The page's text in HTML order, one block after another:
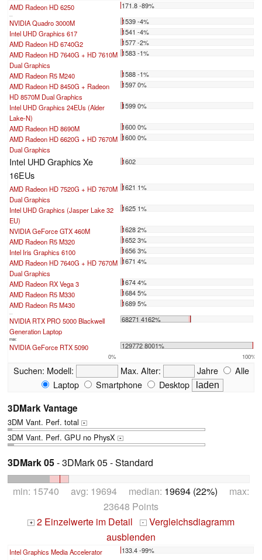
AMD Radeon HD 6250 171.8 -89%
...
NVIDIA Quadro 3000M
1539 -4%
Intel UHD Graphics 617
1541 -4%
AMD Radeon HD 6740G2
1577 -2%
AMD Radeon HD 7640G + HD 7610M
Dual Graphics
1583 -1%
AMD Radeon R5 M240
1588 -1%
AMD Radeon HD 8450G + Radeon
HD 8570M Dual Graphics
1597 0%
Intel UHD Graphics 24EUs (Alder
Lake-N)
1599 0%
AMD Radeon HD 8690M
1600 0%
AMD Radeon HD 6620G + HD 7670M
Dual Graphics
1600 0%
Intel UHD Graphics Xe
16EUs
1602
AMD Radeon HD 7520G + HD 7670M
Dual Graphics
1621 1%
Intel UHD Graphics (Jasper Lake 32
EU)
1625 1%
NVIDIA GeForce GTX 460M
1628 2%
AMD Radeon R5 M320
1652 3%
Intel Iris Graphics 6100
1656 3%
AMD Radeon HD 7640G + HD 7670M
Dual Graphics
1671 4%
AMD Radeon RX Vega 3
1674 4%
AMD Radeon R5 M330
1684 5%
AMD Radeon R5 M430
1689 5%
...
NVIDIA RTX PRO 5000 Blackwell
Generation Laptop
68271 4162%
max:
NVIDIA GeForce RTX 5090 129772 8001%
0% 100%
Suchen: Modell: Max. Alter: Jahre
Alle
Laptop
Smartphone Desktop
3DMark Vantage
3DM Vant. Perf. total +
3DM Vant. Perf. GPU no PhysX +
3DMark 05- 3DMark 05 - Standard
min: 15740 avg: 19694 median: 19694 (22%) max:
23648 Points
+ 2 Einzelwerte im Detail - Vergleichsdiagramm
ausblenden
Intel Graphics Media Accelerator
133.4 -99%